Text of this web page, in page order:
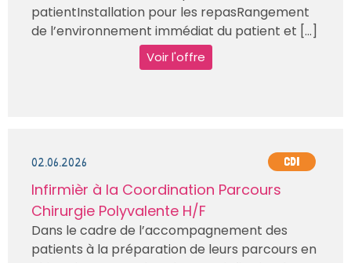
patientInstallation pour les repasRangement
de l’environnement immédiat du patient et [...]
Voir l'offre
02.06.2026 CDI
Infirmièr à la Coordination Parcours
Chirurgie Polyvalente H/F
Dans le cadre de l’accompagnement des
patients à la préparation de leurs parcours en